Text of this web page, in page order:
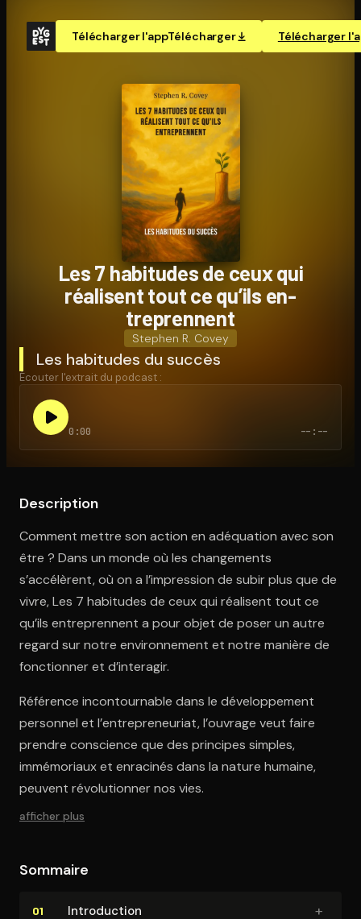
Télécharger l'appTélécharger Télécharger
Ouvre l'app Appareil photo, pointe sur le code. C'est gratuit à
Les 7 habitudes de ceux qui
réalisent tout ce qu’ils en­
tre­prennent
Stephen R. Covey
Les habitudes du succès
Écouter l'extrait du podcast :
0:00 --:--
Description
Comment mettre son action en adéquation avec son
être ? Dans un monde où les changements
s’accélèrent, où on a l’impression de subir plus que de
vivre, Les 7 habitudes de ceux qui réalisent tout ce
qu’ils entreprennent a pour objet de poser un autre
regard sur notre environnement et notre manière de
fonctionner et d’interagir.
Référence incontournable dans le développement
personnel et l’entrepreneuriat, l’ouvrage veut faire
prendre conscience que des principes simples,
immémoriaux et enracinés dans la nature humaine,
peuvent révolutionner nos vies.
afficher plus
Sommaire
01 In­tro­duc­tion +